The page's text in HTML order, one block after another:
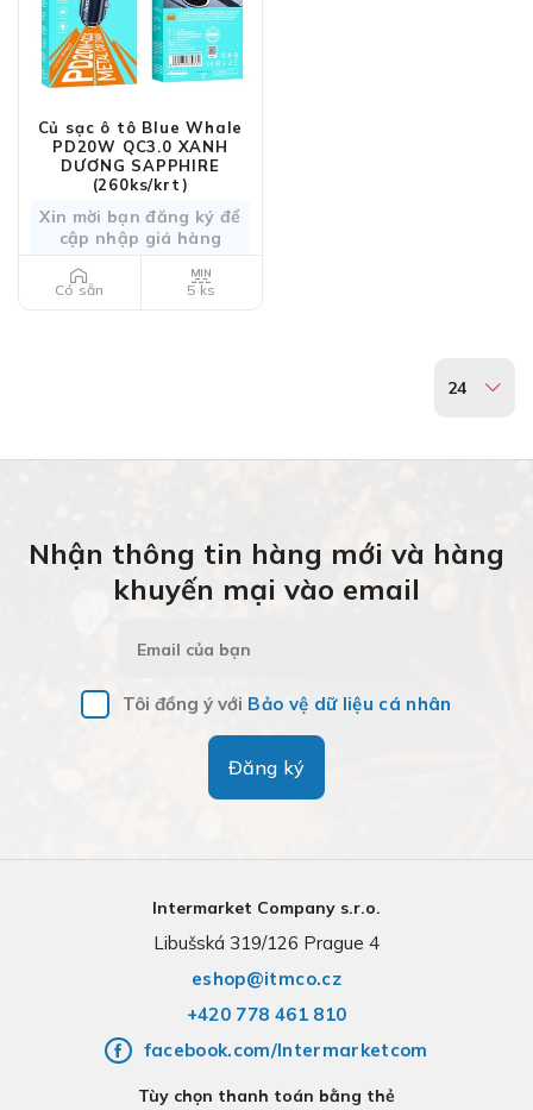
Củ sạc ô tô Blue Whale
PD20W QC3.0 XANH
DƯƠNG SAPPHIRE
(260ks/krt)
Xin mời bạn đăng ký để
cập nhập giá hàng
Có sẵn 5 ks
24
Nhận thông tin hàng mới và hàng
khuyến mại vào email
Tôi đồng ý với Bảo vệ dữ liệu cá nhân
Đăng ký
Intermarket Company s.r.o.
Libušská 319/126 Prague 4
eshop@itmco.cz
+420 778 461 810
facebook.com/Intermarketcom
Tùy chọn thanh toán bằng thẻ